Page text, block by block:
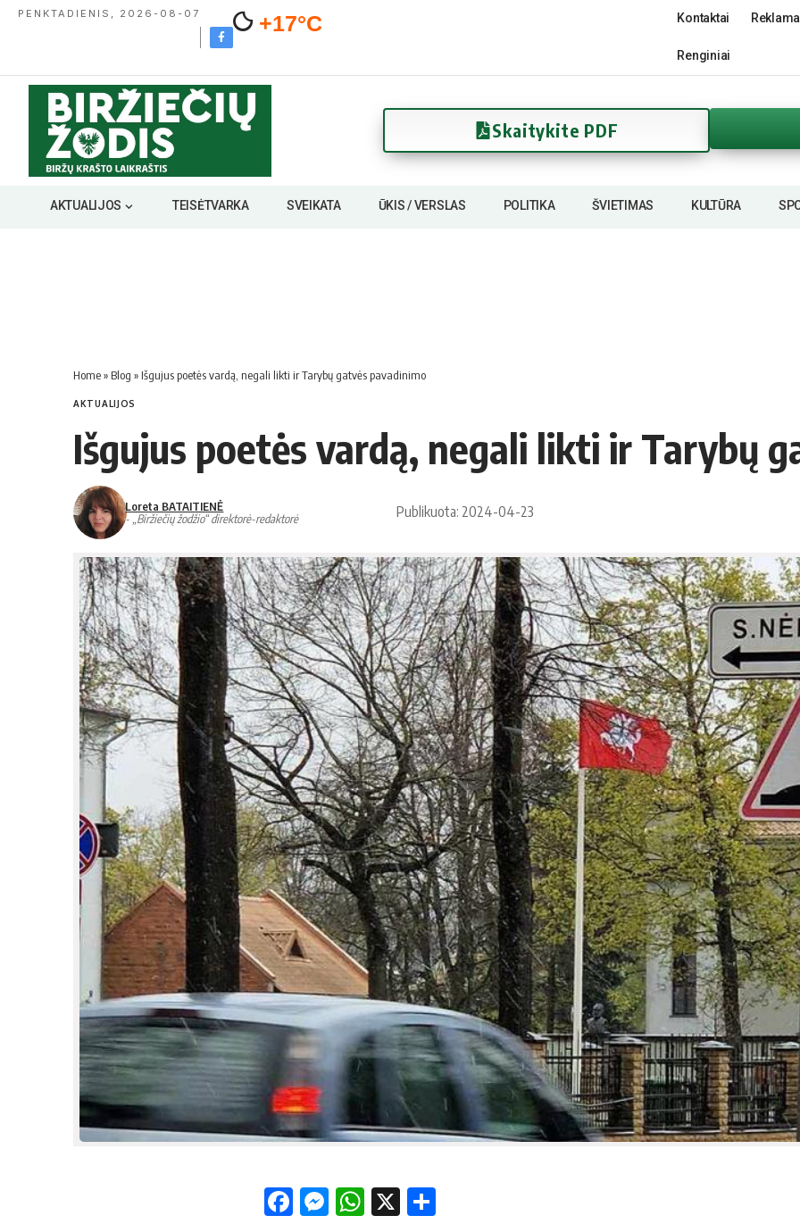
PENKTADIENIS, 2026-08-07 +17°C Kontaktai Reklama
Renginiai
Skaitykite PDF
AKTUALIJOS TEISĖTVARKA SVEIKATA ŪKIS / VERSLAS POLITIKA ŠVIETIMAS KULTŪRA
Home» Blog » Išgujus poetės vardą, negali likti ir Tarybų gatvės pavadinimo
AKTUALIJOS
Išgujus poetės vardą, negali likti ir Tarybų
Loreta BATAITIENĖ
- „Biržiečių žodžio“ direktorė-redaktorė
Publikuota: 2024-04-23
Facebook
Messenger
WhatsApp
X